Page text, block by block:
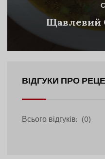
Щавлевий
ВІДГУКИ ПРО
Всього відгуків: (0)